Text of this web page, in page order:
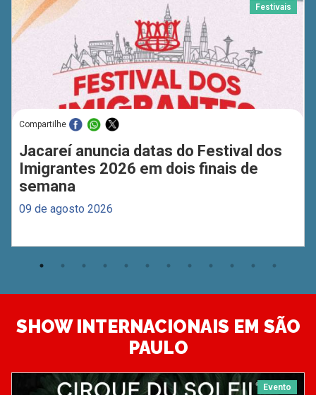
Festivais
Compartilhe
Jacareí anuncia datas do Festival dos
Imigrantes 2026 em dois finais de
semana
09 de agosto 2026
SHOW INTERNACIONAIS EM SÃO
PAULO
Evento